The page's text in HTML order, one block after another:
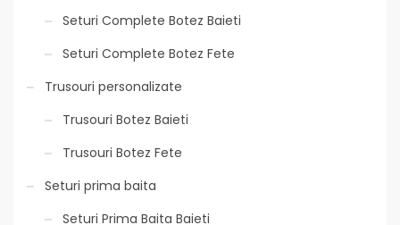
Seturi Complete Botez Baieti
Seturi Complete Botez Fete
Trusouri personalizate
Trusouri Botez Baieti
Trusouri Botez Fete
Seturi prima baita
Seturi Prima Baita Baieti